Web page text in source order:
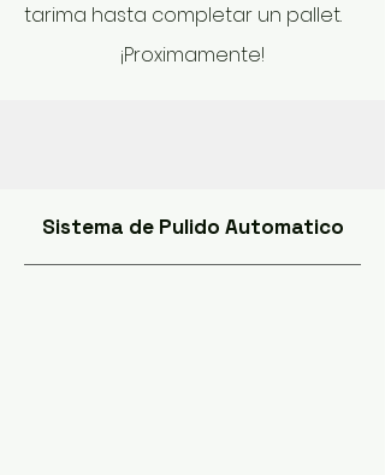
tarima hasta completar un pallet.
¡Proximamente!
Sistema de Pulido Automatico